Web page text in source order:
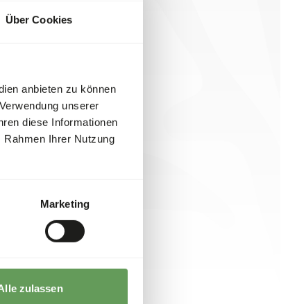
Über Cookies
anbieten zu können
unserer
diese Informationen
Ihrer Nutzung
Marketing
zulassen